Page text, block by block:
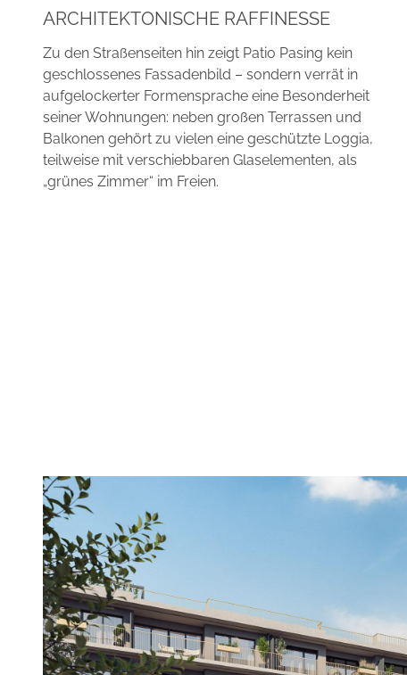
ARCHITEKTONISCHE RAFFINESSE
Zu den Straßenseiten hin zeigt Patio Pasing kein
geschlossenes Fassadenbild – sondern verrät in
aufgelockerter Formensprache eine Besonderheit
seiner Wohnungen: neben großen Terrassen und
Balkonen gehört zu vielen eine geschützte Loggia,
teilweise mit verschiebbaren Glaselementen, als
„grünes Zimmer“ im Freien.